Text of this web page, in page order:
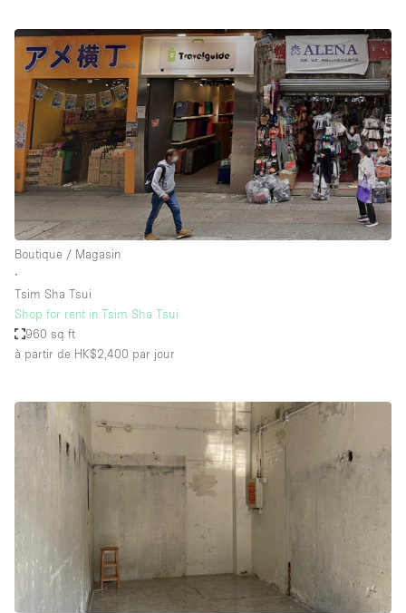
Boutique / Magasin
∙
Tsim Sha Tsui
Shop for rent in Tsim Sha Tsui
960 sq ft
à partir de HK$2,400 par jour